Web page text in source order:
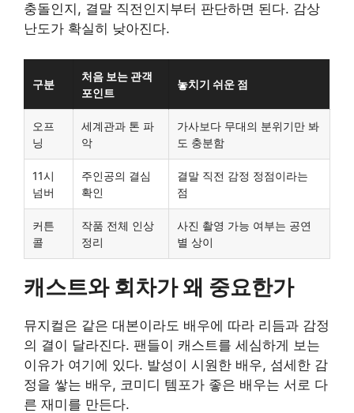
충돌인지, 결말 직전인지부터 판단하면 된다. 감상
난도가 확실히 낮아진다.
구분
처음 보는 관객
포인트
놓치기 쉬운 점
오프
닝
세계관과 톤 파
악
가사보다 무대의 분위기만 봐
도 충분함
11시
넘버
주인공의 결심
확인
결말 직전 감정 정점이라는
점
커튼
콜
작품 전체 인상
정리
사진 촬영 가능 여부는 공연
별 상이
캐스트와 회차가 왜 중요한가
뮤지컬은 같은 대본이라도 배우에 따라 리듬과 감정
의 결이 달라진다. 팬들이 캐스트를 세심하게 보는
이유가 여기에 있다. 발성이 시원한 배우, 섬세한 감
정을 쌓는 배우, 코미디 템포가 좋은 배우는 서로 다
른 재미를 만든다.